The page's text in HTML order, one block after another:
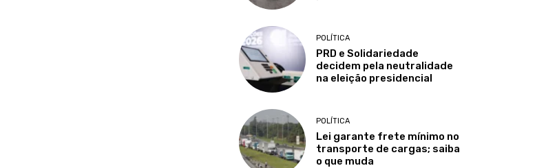
POLÍTICA
PRD e Solidariedade
decidem pela neutralidade
na eleição presidencial
POLÍTICA
Lei garante frete mínimo no
transporte de cargas; saiba
o que muda